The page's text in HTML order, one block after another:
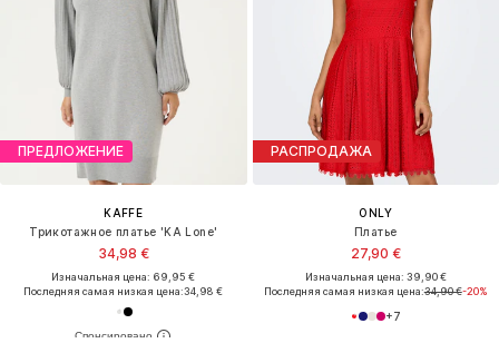
ПРЕДЛОЖЕНИЕ
KAFFE
Трикотажное платье 'KA Lone'
34,98 €
Изначальная цена: 69,95 €
Последняя самая низкая цена:34,98 €
РАСПРОДАЖА
ONLY
Платье
27,90 €
Изначальная цена: 39,90 €
Последняя самая низкая цена:34,90 €-20%
+7